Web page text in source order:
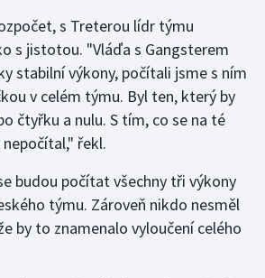
s Treterou lídr týmu
s jistotou. "Vláďa s Gangsterem
stabilní výkony, počítali jsme s ním
v celém týmu. Byl ten, který by
čtyřku a nulu. S tím, co se na té
řekl.
budou počítat všechny tři výkony
týmu. Zároveň nikdo nesměl
by to znamenalo vyloučení celého